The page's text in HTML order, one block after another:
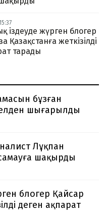
іздеуде жүрген блогер
Қазақстанға жеткізілді
тарады
бұзған
шығарылды
Лұқпан
шақырды
блогер Қайсар
деген ақпарат